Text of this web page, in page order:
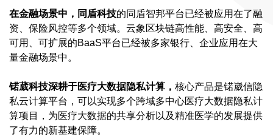
在金融场景中，同盾科技的同盾智邦平台已经被应用在了融
资、保险风控等多个领域。云象区块链高性能、高安全、高
可用、可扩展的BaaS平台已经被多家银行、企业应用在大
量金融场景中。
锘葳科技深耕于医疗大数据隐私计算， 核心产品是锘崴信隐
私云计算平台，可以实现多个跨域多中心医疗大数据隐私计
算项目，为医疗大数据的共享分析以及精准医学的发展提供
了有力的新基建保障。